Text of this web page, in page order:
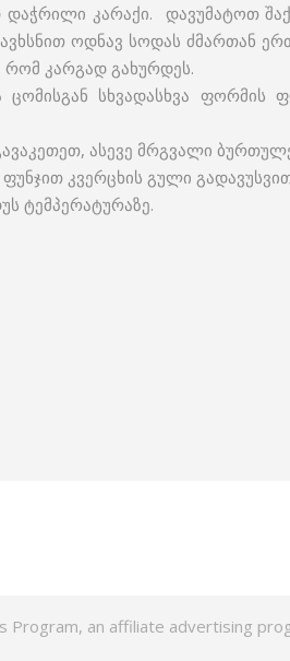
კარაქი. დავუმატოთ
ოდნავ სოდას ძმართან
რომ კარგად გახურდეს.
ცომისგან სხვადასხვა
გავაკეთეთ, ასევე მრგვალი
კვერცხის გული
ტემპერატურაზე.
Program, an affiliate advertising